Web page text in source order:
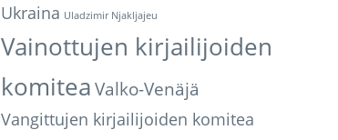
Ukraina Uladzimir Njakljajeu
Vainottujen kirjailijoiden
komitea Valko-Venäjä
Vangittujen kirjailijoiden komitea